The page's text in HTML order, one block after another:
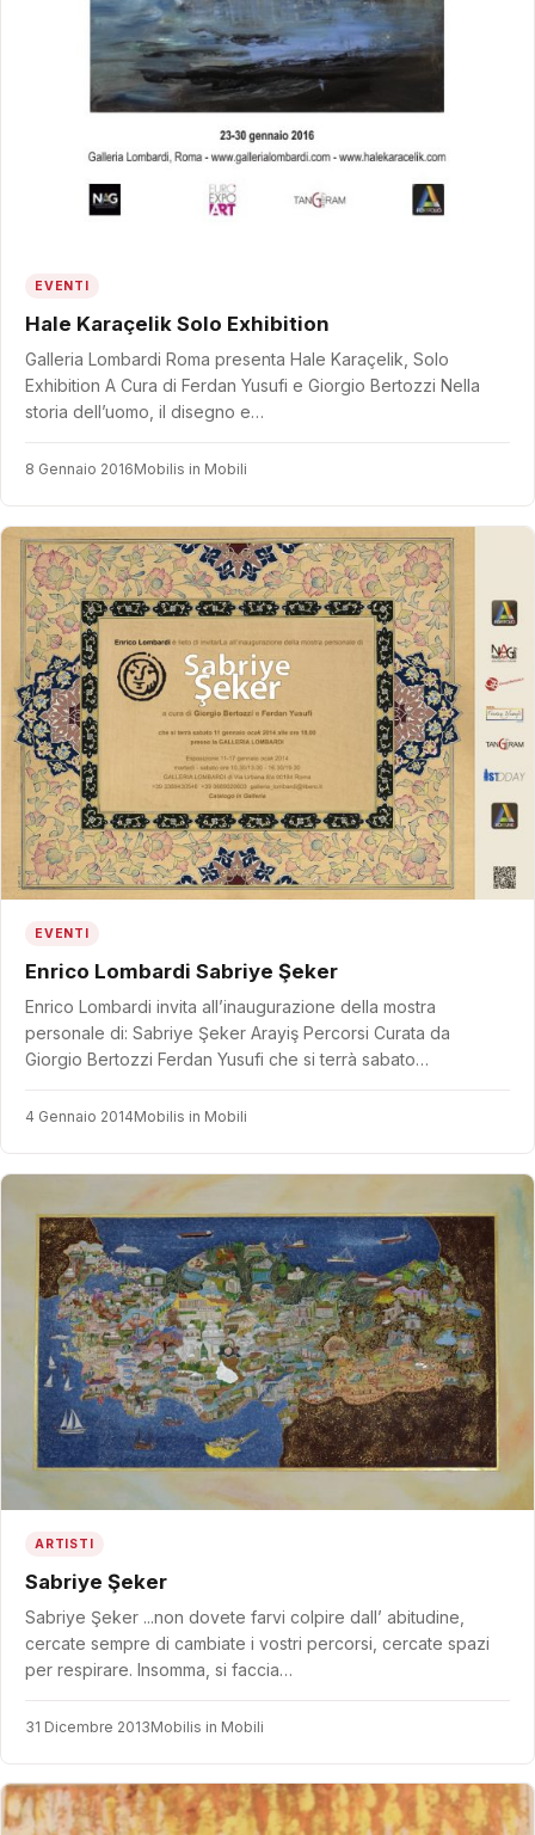
EVENTI
Hale Karaçelik Solo Exhibition
Galleria Lombardi Roma presenta Hale Karaçelik, Solo
Exhibition A Cura di Ferdan Yusufi e Giorgio Bertozzi Nella
storia dell’uomo, il disegno e…
8 Gennaio 2016Mobilis in Mobili
EVENTI
Enrico Lombardi Sabriye Şeker
Enrico Lombardi invita all’inaugurazione della mostra
personale di: Sabriye Şeker Arayiş Percorsi Curata da
Giorgio Bertozzi Ferdan Yusufi che si terrà sabato…
4 Gennaio 2014Mobilis in Mobili
ARTISTI
Sabriye Şeker
Sabriye Şeker ...non dovete farvi colpire dall’ abitudine,
cercate sempre di cambiate i vostri percorsi, cercate spazi
per respirare. Insomma, si faccia…
31 Dicembre 2013Mobilis in Mobili